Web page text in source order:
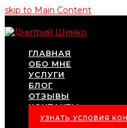
skip to Main Content
ГЛАВНАЯ
ОБО МНЕ
УСЛУГИ
БЛОГ
ОТЗЫВЫ
КОНТАКТЫ
УЗНАТЬ УСЛОВИЯ